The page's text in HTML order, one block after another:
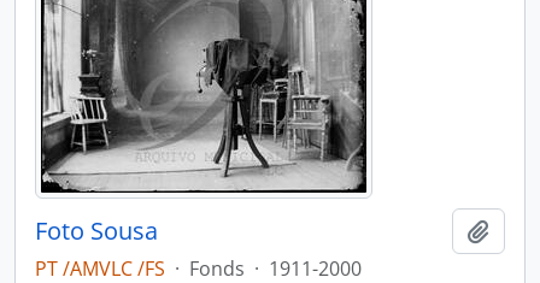
Foto Sousa
PT /AMVLC /FS · Fonds · 1911-2000